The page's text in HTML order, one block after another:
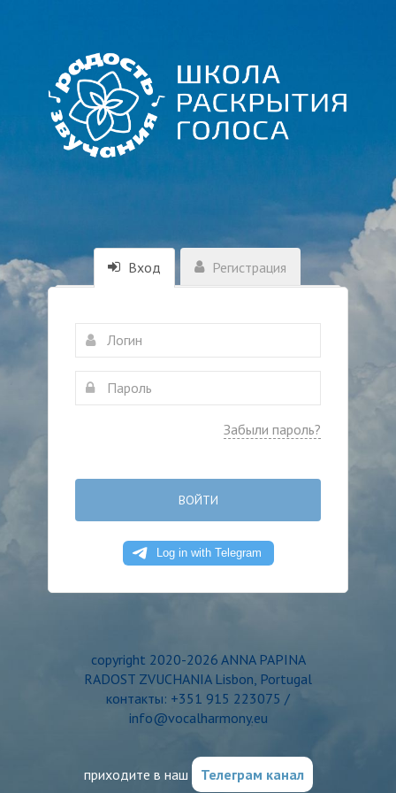
Вход Регистрация
Забыли пароль?
ВОЙТИ
copyright 2020-2026 ANNA PAPINA
RADOST ZVUCHANIA Lisbon, Portugal
контакты: +351 915 223075 /
info@vocalharmony.eu
приходите в наш Телеграм канал